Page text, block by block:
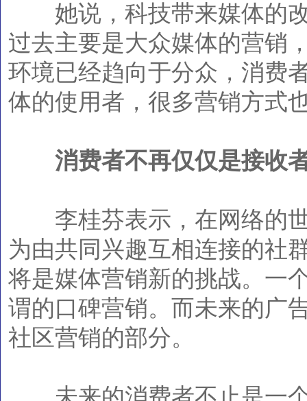
她说，科技带来媒体的改
过去主要是大众媒体的营销
环境已经趋向于分众，消费
体的使用者，很多营销方式
消费者不再仅仅是接收
李桂芬表示，在网络的世
为由共同兴趣互相连接的社
将是媒体营销新的挑战。一
谓的口碑营销。而未来的广
社区营销的部分。